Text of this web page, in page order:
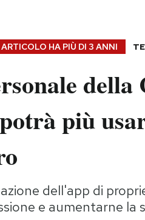
HA PIÙ DI 3 ANNI
della
più
dell'app di
e aumentarne la